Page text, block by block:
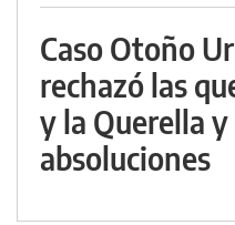
Caso Otoño
rechazó las
y la Querella
absoluciones